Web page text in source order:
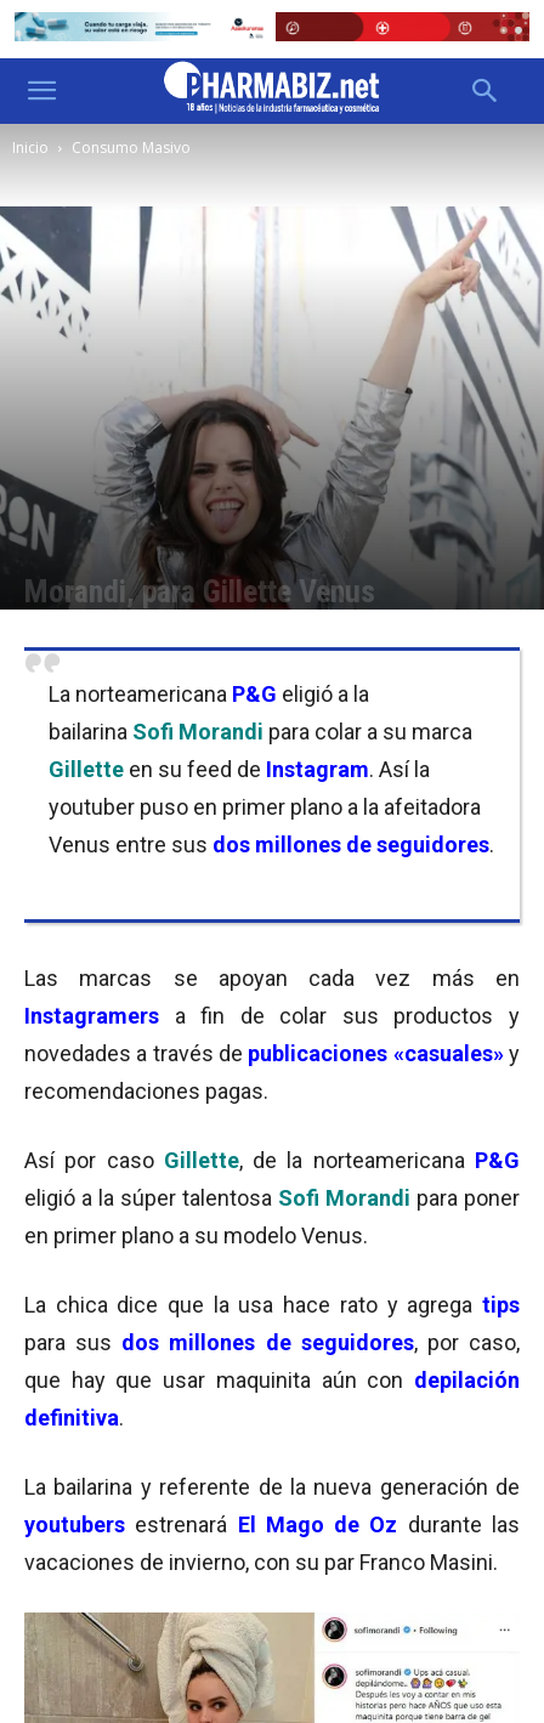
Inicio Consumo Masivo
Morandi, para Gillette Venus
La norteamericana P&G eligió a la
bailarina Sofi Morandi para colar a su marca
Gillette en su feed de Instagram. Así la
youtuber puso en primer plano a la afeitadora
Venus entre sus dos millones de seguidores.
Las marcas se apoyan cada vez más en
Instagramers a fin de colar sus productos y
novedades a través de publicaciones «casuales» y
recomendaciones pagas.
Así por caso Gillette, de la norteamericana P&G
eligió a la súper talentosa Sofi Morandi para poner
en primer plano a su modelo Venus.
La chica dice que la usa hace rato y agrega tips
para sus dos millones de seguidores, por caso,
que hay que usar maquinita aún con depilación
definitiva.
La bailarina y referente de la nueva generación de
youtubers estrenará El Mago de Oz durante las
vacaciones de invierno, con su par Franco Masini.